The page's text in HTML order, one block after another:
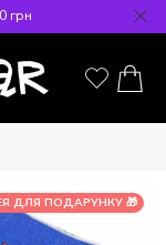
грн
ДЛЯ ПОДАРУНКУ 🎁